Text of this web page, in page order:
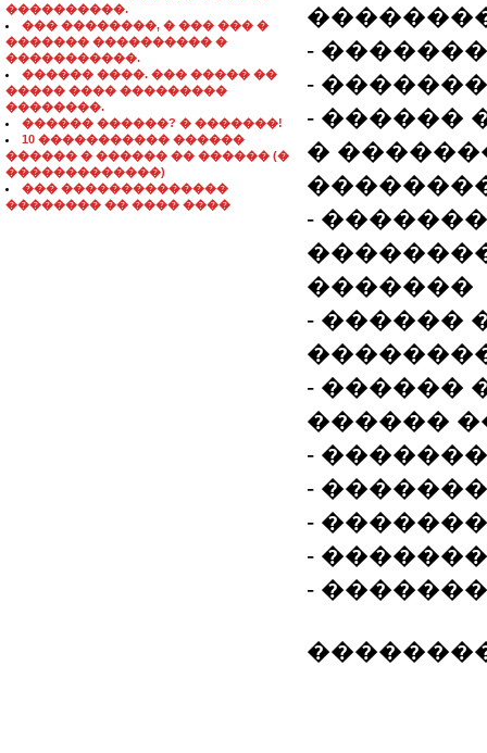
����������.
��� ��������, � ��� ��� �
������� ���������� �
�����������.
������ ����. ��� ����� ��
����� ���� ���������
��������.
������ ������? � �������!
10 ����������� ������
������ � ������ �� ������ (�
�������������)
��� ��������������
�������� �� ���� ����
-
-
- ������
�
-
�������
- ������
- ������
������
-
-
-
-
-